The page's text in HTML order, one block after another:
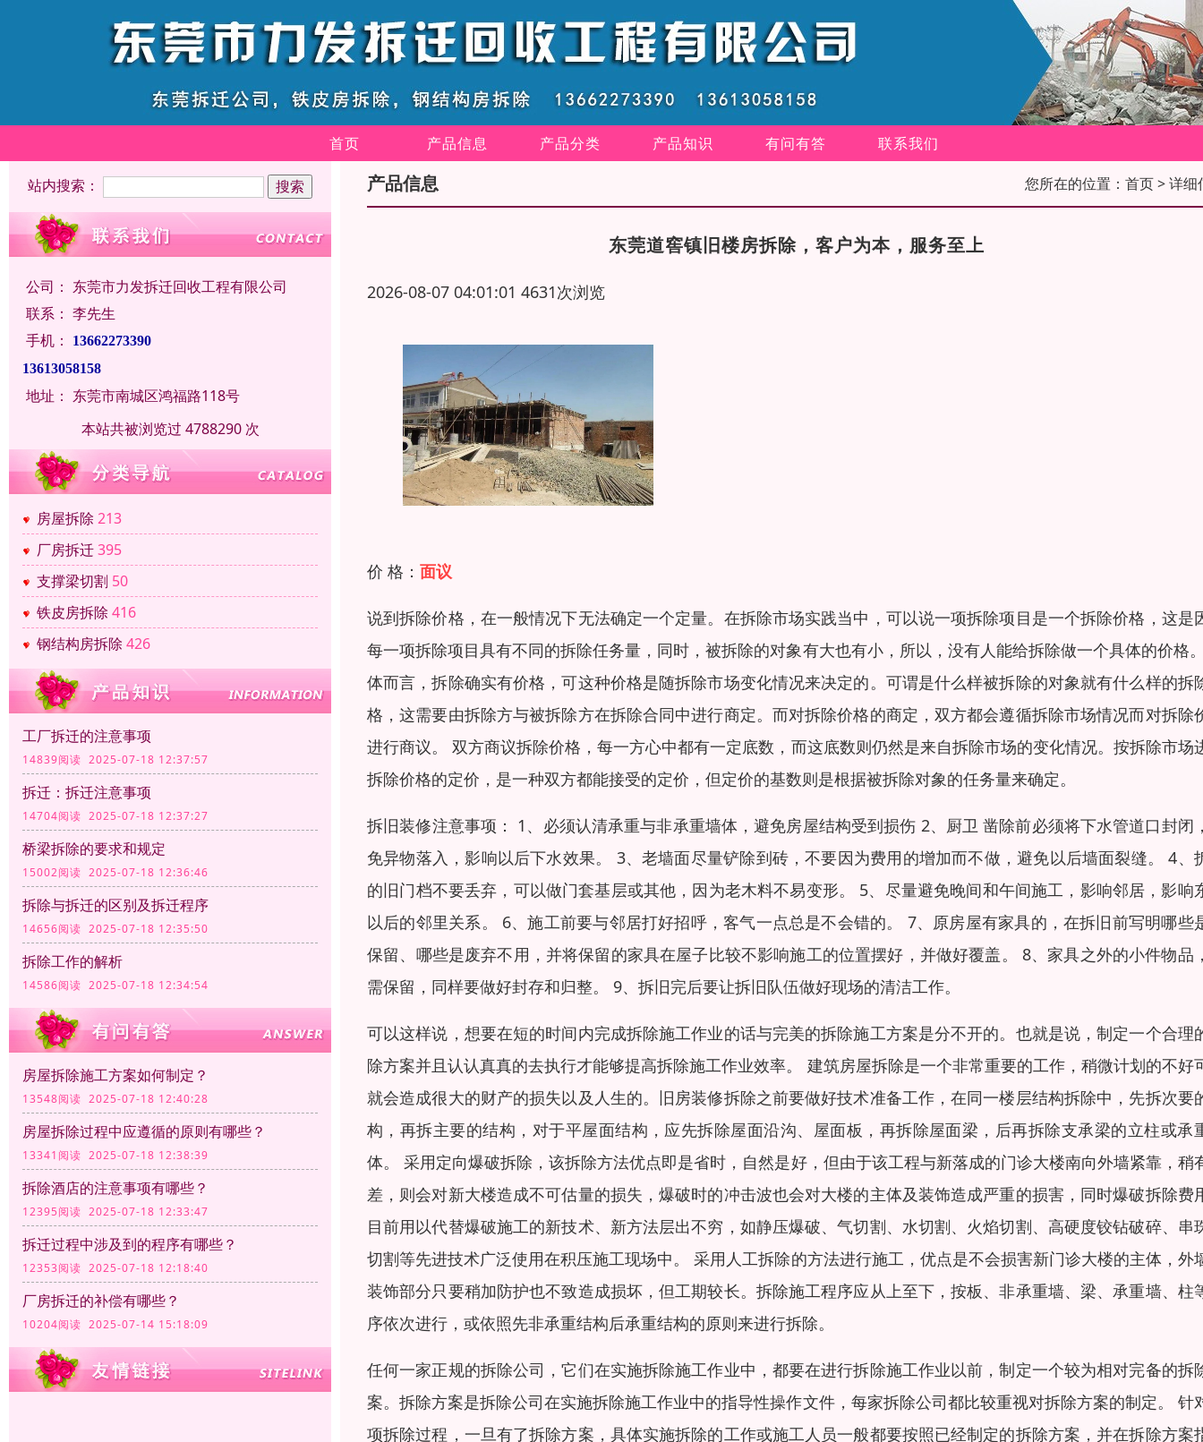
首页 产品信息 产品分类 产品知识 有问有答 联系我们
站内搜索：
公司： 东莞市力发拆迁回收工程有限公司
联系： 李先生
手机：
13662273390
13613058158
地址： 东莞市南城区鸿福路118号
本站共被浏览过 4788290 次
房屋拆除 213
厂房拆迁395
支撑梁切割 50
铁皮房拆除 416
钢结构房拆除 426
工厂拆迁的注意事项
14839阅读 2025-07-18 12:37:57
拆迁：拆迁注意事项
14704阅读 2025-07-18 12:37:27
桥梁拆除的要求和规定
15002阅读 2025-07-18 12:36:46
拆除与拆迁的区别及拆迁程序
14656阅读 2025-07-18 12:35:50
拆除工作的解析
14586阅读 2025-07-18 12:34:54
房屋拆除施工方案如何制定？
13548阅读 2025-07-18 12:40:28
房屋拆除过程中应遵循的原则有哪些？
13341阅读 2025-07-18 12:38:39
拆除酒店的注意事项有哪些？
12395阅读 2025-07-18 12:33:47
拆迁过程中涉及到的程序有哪些？
12353阅读 2025-07-18 12:18:40
厂房拆迁的补偿有哪些？
10204阅读 2025-07-14 15:18:09
产品信息 您所在的位置： 首页> 详细
东莞道窖镇旧楼房拆除，客户为本，服务至上
2026-08-07 04:01:01 4631次浏览
价 格： 面议
说到拆除价格，在一般情况下无法确定一个定量。在拆除市场实践当中，可以说一项拆除项目是一个拆除价格，这是
每一项拆除项目具有不同的拆除任务量，同时，被拆除的对象有大也有小，所以，没有人能给拆除做一个具体的价格
体而言，拆除确实有价格，可这种价格是随拆除市场变化情况来决定的。可谓是什么样被拆除的对象就有什么样的拆
格，这需要由拆除方与被拆除方在拆除合同中进行商定。而对拆除价格的商定，双方都会遵循拆除市场情况而对拆除
进行商议。 双方商议拆除价格，每一方心中都有一定底数，而这底数则仍然是来自拆除市场的变化情况。按拆除市场
拆除价格的定价，是一种双方都能接受的定价，但定价的基数则是根据被拆除对象的任务量来确定。
拆旧装修注意事项： 1、必须认清承重与非承重墙体，避免房屋结构受到损伤 2、厨卫 凿除前必须将下水管道口封闭
免异物落入，影响以后下水效果。 3、老墙面尽量铲除到砖，不要因为费用的增加而不做，避免以后墙面裂缝。 4、
的旧门档不要丢弃，可以做门套基层或其他，因为老木料不易变形。 5、尽量避免晚间和午间施工，影响邻居，影响
以后的邻里关系。 6、施工前要与邻居打好招呼，客气一点总是不会错的。 7、原房屋有家具的，在拆旧前写明哪些
保留、哪些是废弃不用，并将保留的家具在屋子比较不影响施工的位置摆好，并做好覆盖。 8、家具之外的小件物品
需保留，同样要做好封存和归整。 9、拆旧完后要让拆旧队伍做好现场的清洁工作。
可以这样说，想要在短的时间内完成拆除施工作业的话与完美的拆除施工方案是分不开的。也就是说，制定一个合理
除方案并且认认真真的去执行才能够提高拆除施工作业效率。 建筑房屋拆除是一个非常重要的工作，稍微计划的不好
就会造成很大的财产的损失以及人生的。旧房装修拆除之前要做好技术准备工作，在同一楼层结构拆除中，先拆次要
构，再拆主要的结构，对于平屋面结构，应先拆除屋面沿沟、屋面板，再拆除屋面梁，后再拆除支承梁的立柱或承
体。 采用定向爆破拆除，该拆除方法优点即是省时，自然是好，但由于该工程与新落成的门诊大楼南向外墙紧靠，稍
差，则会对新大楼造成不可估量的损失，爆破时的冲击波也会对大楼的主体及装饰造成严重的损害，同时爆破拆除费
目前用以代替爆破施工的新技术、新方法层出不穷，如静压爆破、气切割、水切割、火焰切割、高硬度铰钻破碎、串
切割等先进技术广泛使用在积压施工现场中。 采用人工拆除的方法进行施工，优点是不会损害新门诊大楼的主体，外
装饰部分只要稍加防护也不致造成损坏，但工期较长。拆除施工程序应从上至下，按板、非承重墙、梁、承重墙、柱
序依次进行，或依照先非承重结构后承重结构的原则来进行拆除。
任何一家正规的拆除公司，它们在实施拆除施工作业中，都要在进行拆除施工作业以前，制定一个较为相对完备的拆
案。拆除方案是拆除公司在实施拆除施工作业中的指导性操作文件，每家拆除公司都比较重视对拆除方案的制定。 针
项拆除过程，一旦有了拆除方案，具体实施拆除的工作或施工人员一般都要按照已经制定的拆除方案，并在拆除方案